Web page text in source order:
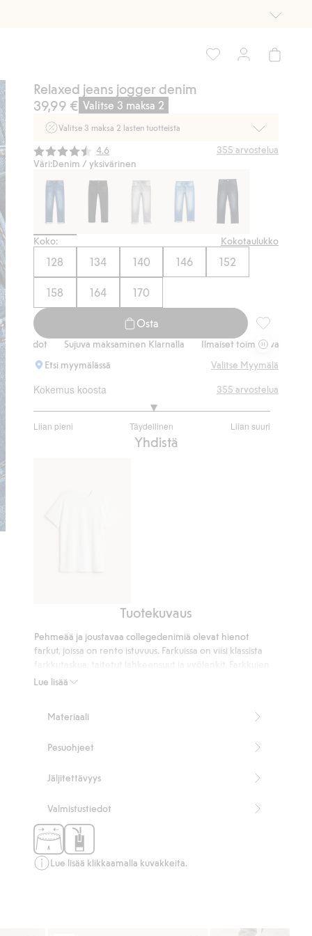
Relaxed jeans jogger denim
39,99 € Valitse 3 maksa 2
Valitse 3 maksa 2 lasten tuotteista
Ei Newbie. Ostaessasi 2 tuotetta tai enemmän. Voimassa 3-
16.8. asti myymälässä ja verkossa. Ei voi yhdistää muihin
alennuksiin tai tarjouksiin.
Osta nyt
Keskimääräinen luokitus:
4.6 355 arvostelua
Väri:Denim / yksivärinen
Koko: Kokotaulukko
128 134 140 146 152
158 164 170
Osta
Relaxed
Sujuva maksaminen Klarnalla Ilmaiset toimitusvaihtoehdot
Etsi myymälässä
Valitse Myymälä
Kokemus koosta
Liian pieni Täydellinen Liian suuri
/
355 arvostelua
Yhdistä
t-
Tuotekuvaus
Lue lisää
Pehmeää ja joustavaa collegedenimiä olevat hienot
farkut, joissa on rento istuvuus. Farkuissa on viisi klassista
etupuolella on vetoketjullinen sepalus ja farkkunappi ja
Tuotenumero
Materiaali
Pesuohjeet
Jäljitettävyys
Valmistustiedot
Lue lisää klikkaamalla kuvakkeita.